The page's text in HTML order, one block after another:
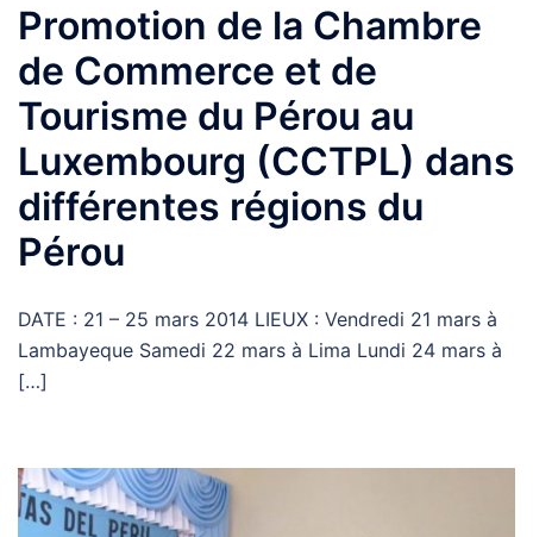
Promotion de la Chambre
de Commerce et de
Tourisme du Pérou au
Luxembourg (CCTPL) dans
différentes régions du
Pérou
DATE : 21 – 25 mars 2014 LIEUX : Vendredi 21 mars à
Lambayeque Samedi 22 mars à Lima Lundi 24 mars à
[…]